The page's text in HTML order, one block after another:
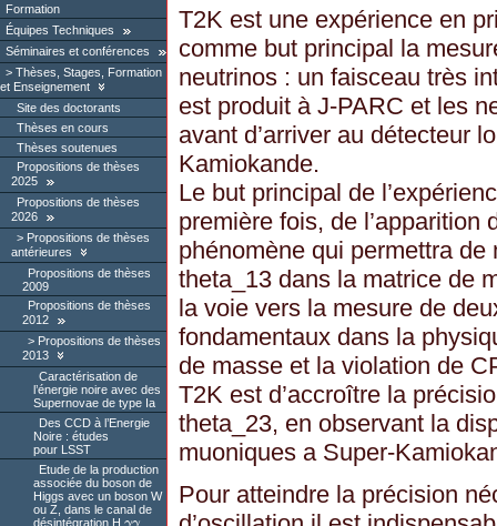
Formation
Équipes Techniques
Séminaires et conférences
Thèses, Stages, Formation
et Enseignement
Site des doctorants
Thèses en cours
Thèses soutenues
Propositions de thèses
2025
Propositions de thèses
2026
Propositions de thèses
antérieures
Propositions de thèses
2009
Propositions de thèses
2012
Propositions de thèses
2013
Caractérisation de
l’énergie noire avec des
Supernovae de type Ia
Des CCD à l’Energie
Noire : études
pour LSST
Etude de la production
associée du boson de
Higgs avec un boson W
ou Z, dans le canal de
désintégration H γγ
γγ
T2K est une expérience en
comme but principal la
neutrinos : un faisceau très
est produit à J-PARC et les
avant d’arriver au détecteur
Kamiokande.
Le but principal de
première fois, de l’apparition
phénomène qui permettra de
theta_13 dans la matrice de
la voie vers la mesure de
fondamentaux dans la
de masse et la violation de
T2K est d’accroître la
theta_23, en observant la
muoniques a Super-
Pour atteindre la précision